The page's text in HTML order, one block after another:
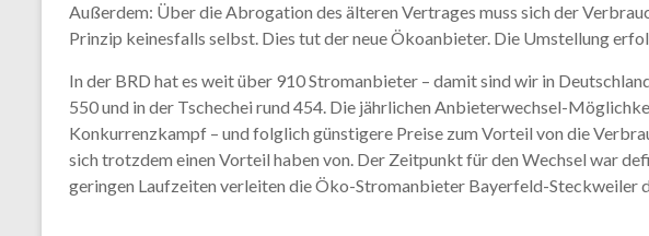
Außerdem: Über die Abrogation des älteren Vertrages muss sich der
Prinzip keinesfalls selbst. Dies tut der neue Ökoanbieter. Die Umstellung
In der BRD hat es weit über 910 Stromanbieter – damit sind wir in
550 und in der Tschechei rund 454. Die jährlichen Anbieterwechsel-
Konkurrenzkampf – und folglich günstigere Preise zum Vorteil von die
sich trotzdem einen Vorteil haben von. Der Zeitpunkt für den Wechsel war
geringen Laufzeiten verleiten die Öko-Stromanbieter Bayerfeld-Steckweiler